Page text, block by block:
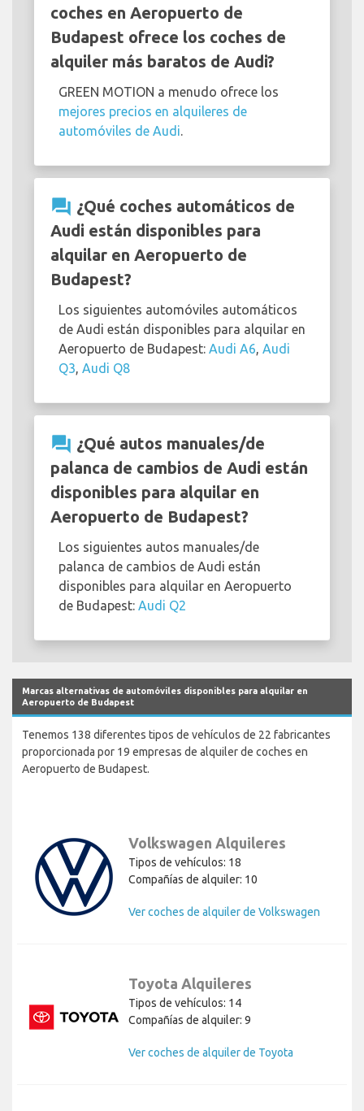
coches en Aeropuerto de
Budapest ofrece los coches de
alquiler más baratos de Audi?
GREEN MOTION a menudo ofrece los
mejores precios en alquileres de
automóviles de Audi
question_answer ¿Qué coches automáticos de
Audi están disponibles para
alquilar en Aeropuerto de
Budapest?
Los siguientes automóviles automáticos
de Audi están disponibles para alquilar en
Aeropuerto de Budapest: Audi A6 Audi
Q3 Audi Q8
question_answer ¿Qué autos manuales/de
palanca de cambios de Audi están
disponibles para alquilar en
Aeropuerto de Budapest?
Los siguientes autos manuales/de
palanca de cambios de Audi están
disponibles para alquilar en Aeropuerto
de Budapest: Audi Q2
Marcas alternativas de automóviles disponibles para alquilar en
Aeropuerto de Budapest
Tenemos 138 diferentes tipos de vehículos de 22 fabricantes
proporcionada por 19 empresas de alquiler de coches en
Aeropuerto de Budapest.
Volkswagen Alquileres
Tipos de vehículos: 18
Compañías de alquiler: 10
Ver coches de alquiler de Volkswagen
Toyota Alquileres
Tipos de vehículos: 14
Compañías de alquiler: 9
Ver coches de alquiler de Toyota